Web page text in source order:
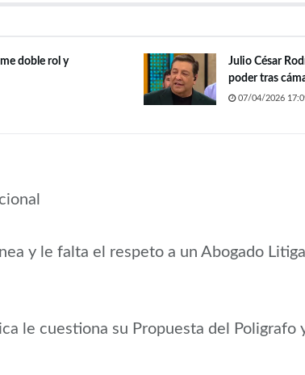
doble rol y
Julio César
poder tras
07/04/2026
y le falta el respeto a un Abogado
le cuestiona su Propuesta del